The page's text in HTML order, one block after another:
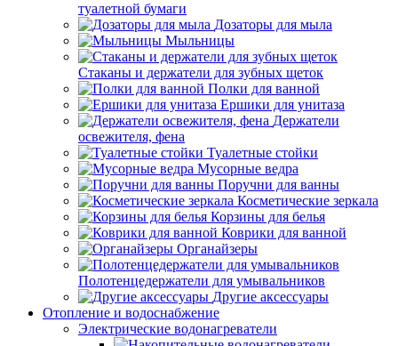
туалетной бумаги
Дозаторы для мыла
Мыльницы
Стаканы и держатели для зубных щеток
Полки для ванной
Ершики для унитаза
Держатели
освежителя, фена
Туалетные стойки
Мусорные ведра
Поручни для ванны
Косметические зеркала
Корзины для белья
Коврики для ванной
Органайзеры
Полотенцедержатели для умывальников
Другие аксессуары
Отопление и водоснабжение
Электрические водонагреватели